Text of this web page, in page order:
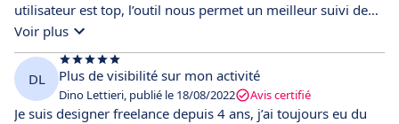
utilisateur est top, l’outil nous permet un meilleur suivi de
notre budget prévisionnel VS réalisé. Bravo au support qui
est super réactif ;) !
Voir plus
DL Plus de visibilité sur mon activité
Dino Lettieri, publié le 18/08/2022 Avis certifié
Je suis designer freelance depuis 4 ans, j’ai toujours eu du